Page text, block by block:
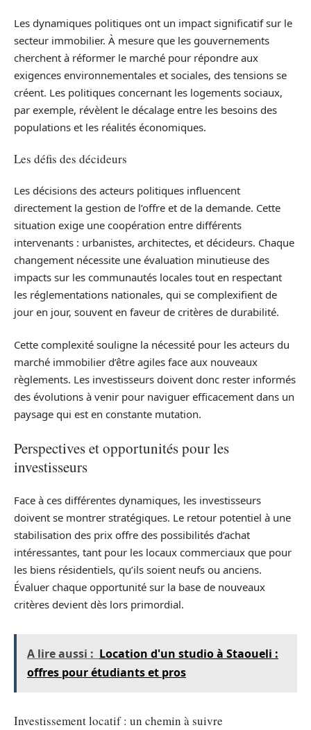
Les dynamiques politiques ont un impact significatif sur le
secteur immobilier. À mesure que les gouvernements
cherchent à réformer le marché pour répondre aux
exigences environnementales et sociales, des tensions se
créent. Les politiques concernant les logements sociaux,
par exemple, révèlent le décalage entre les besoins des
populations et les réalités économiques.
Les défis des décideurs
Les décisions des acteurs politiques influencent
directement la gestion de l’offre et de la demande. Cette
situation exige une coopération entre différents
intervenants : urbanistes, architectes, et décideurs. Chaque
changement nécessite une évaluation minutieuse des
impacts sur les communautés locales tout en respectant
les réglementations nationales, qui se complexifient de
jour en jour, souvent en faveur de critères de durabilité.
Cette complexité souligne la nécessité pour les acteurs du
marché immobilier d’être agiles face aux nouveaux
règlements. Les investisseurs doivent donc rester informés
des évolutions à venir pour naviguer efficacement dans un
paysage qui est en constante mutation.
Perspectives et opportunités pour les
investisseurs
Face à ces différentes dynamiques, les investisseurs
doivent se montrer stratégiques. Le retour potentiel à une
stabilisation des prix offre des possibilités d’achat
intéressantes, tant pour les locaux commerciaux que pour
les biens résidentiels, qu’ils soient neufs ou anciens.
Évaluer chaque opportunité sur la base de nouveaux
critères devient dès lors primordial.
A lire aussi : Location d'un studio à Staoueli :
offres pour étudiants et pros
Investissement locatif : un chemin à suivre